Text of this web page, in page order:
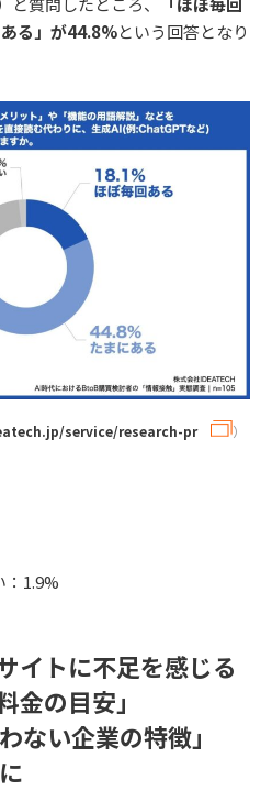
る」が44.8%という回答となり
service/research-pr ）
：1.9%
イトに不足を感じる
金の目安」
ない企業の特徴」